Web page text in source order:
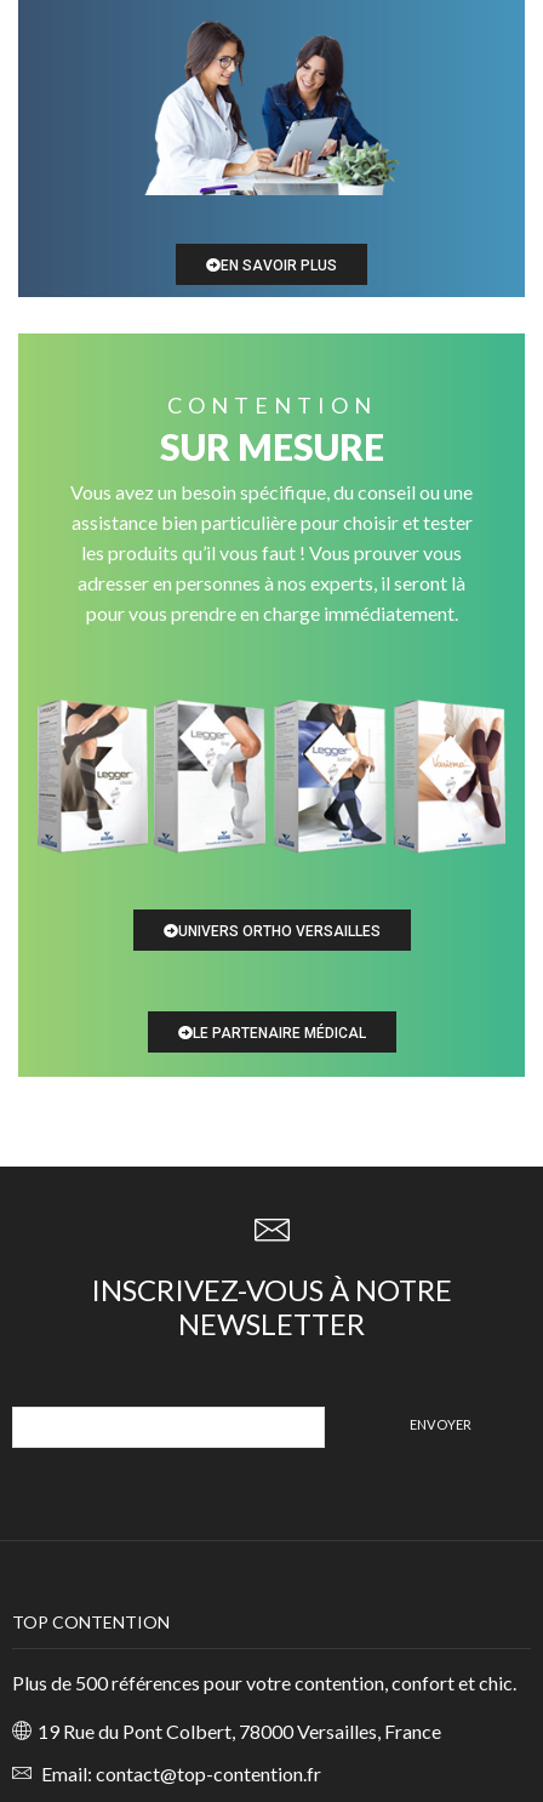
EN SAVOIR PLUS
CONTENTION
SUR MESURE
Vous avez un besoin spécifique, du conseil ou une
assistance bien particulière pour choisir et tester
les produits qu’il vous faut ! Vous prouver vous
adresser en personnes à nos experts, il seront là
pour vous prendre en charge immédiatement.
UNIVERS ORTHO VERSAILLES
LE PARTENAIRE MÉDICAL
INSCRIVEZ-VOUS À NOTRE
NEWSLETTER
TOP CONTENTION
Plus de 500 références pour votre contention, confort et chic.
19 Rue du Pont Colbert, 78000 Versailles, France
Email: contact@top-contention.fr